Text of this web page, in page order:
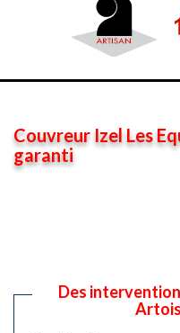
Couvreur Izel Les
garanti
Des